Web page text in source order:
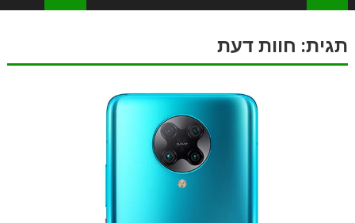
תגית: חוות דעת